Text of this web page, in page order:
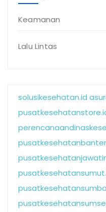
Keamanan
Lalu Lintas
solusikesehatan.id